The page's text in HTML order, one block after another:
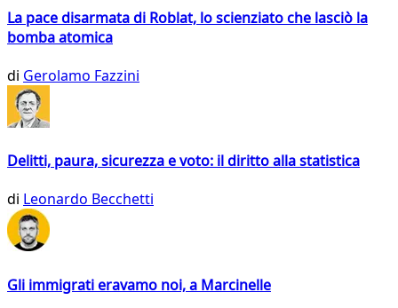
La pace disarmata di Roblat, lo scienziato che lasciò la
bomba atomica
di Gerolamo Fazzini
Delitti, paura, sicurezza e voto: il diritto alla statistica
di Leonardo Becchetti
Gli immigrati eravamo noi, a Marcinelle